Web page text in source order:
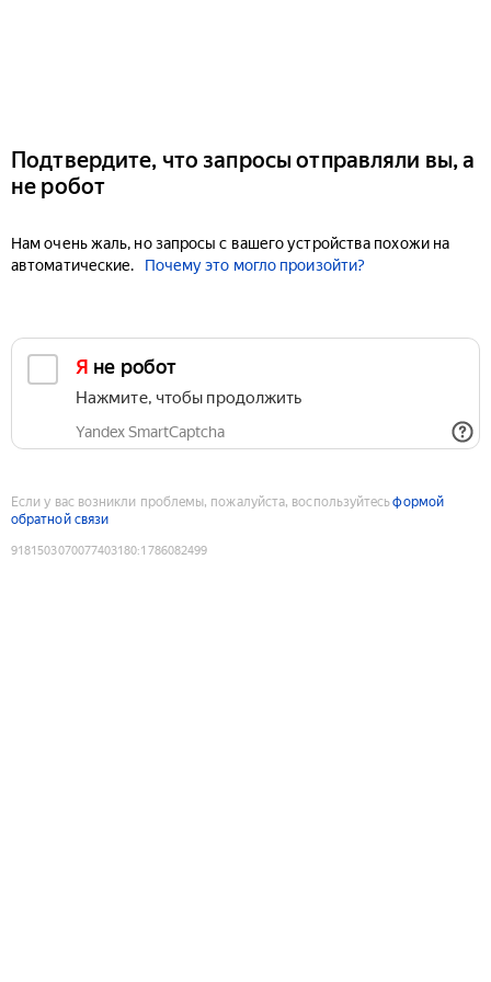
Подтвердите, что запросы отправляли вы, а
не робот
Нам очень жаль, но запросы с вашего устройства похожи на
автоматические.
Почему это могло произойти?
Я не робот
Нажмите, чтобы продолжить
Yandex SmartCaptcha
Если у вас возникли проблемы, пожалуйста, воспользуйтесьформой
обратной связи
9181503070077403180:1786082499